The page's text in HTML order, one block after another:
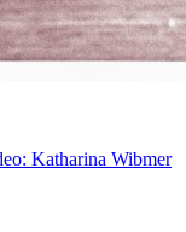
Katharina Wibmer